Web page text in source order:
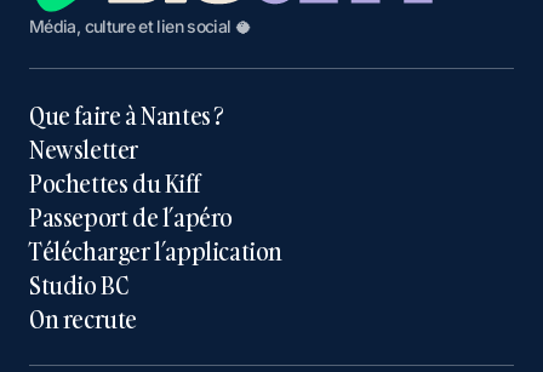
Média, culture et lien social 🥥
Que faire à Nantes ?
Newsletter
Pochettes du Kiff
Passeport de l’apéro
Télécharger l’application
Studio BC
On recrute